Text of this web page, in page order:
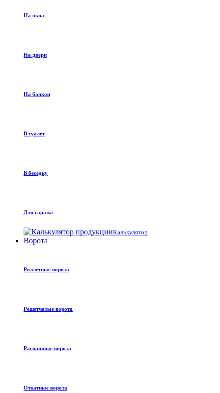
На окна
На двери
На балкон
В туалет
В беседку
Для гаража
Калькулятор
Ворота
Роллетные ворота
Решетчатые ворота
Распашные ворота
Откатные ворота